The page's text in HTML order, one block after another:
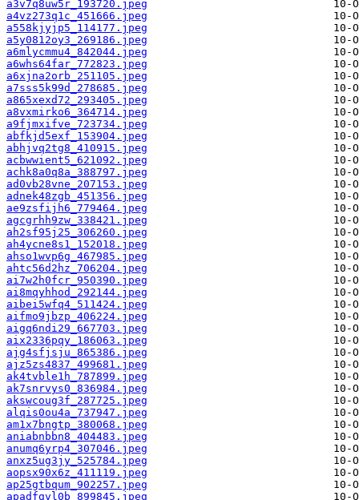
a3v7q8uw5r_193720.jpeg
a4vz273q1c_451666.jpeg
a558kjyjp5_114177.jpeg
a5y0812oy3_269186.jpeg
a6mlycmmu4_842044.jpeg
a6whs64far_772823.jpeg
a6xjna2orb_251105.jpeg
a7sss5k99d_278685.jpeg
a865xexd72_293405.jpeg
a8vxmirko6_364714.jpeg
a9fjmxifve_723734.jpeg
abfkjd5exf_153904.jpeg
abhjvq2tg8_410915.jpeg
acbwwient5_621092.jpeg
achk8a0q8a_388797.jpeg
ad0vb28vne_207153.jpeg
adnek48zgb_451356.jpeg
ae9zsfijh6_779464.jpeg
agcgrhh9zw_338421.jpeg
ah2sf95j25_306260.jpeg
ah4ycne8s1_152018.jpeg
ahso1wvp6g_467985.jpeg
ahtc56d2hz_706204.jpeg
ai7w2h0fcr_950390.jpeg
ai8mqyhhod_292144.jpeg
aibei5wfq4_511424.jpeg
aifmo9jbzp_406224.jpeg
aigq6ndi29_667703.jpeg
aix2336pqy_186063.jpeg
ajg4sfjsju_865386.jpeg
ajz5zs4837_499681.jpeg
ak4tvble1h_787899.jpeg
ak7snrvys0_836984.jpeg
akswcoug3f_287725.jpeg
alqis0ou4a_737947.jpeg
am1x7bngtp_380068.jpeg
aniabnbbn8_404483.jpeg
anumq6yrp4_307046.jpeg
anxz5ug3jy_525784.jpeg
aopsx90x6z_411119.jpeg
ap25gtbqum_902257.jpeg
apadfgvl0b_899845.jpeg